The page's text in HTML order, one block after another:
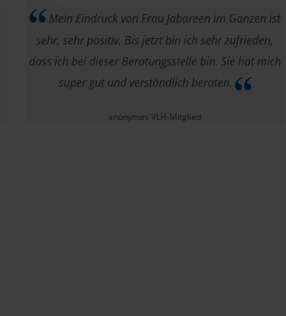
Mein Eindruck von Frau Jabareen im Ganzen ist
sehr, sehr positiv. Bis jetzt bin ich sehr zufrieden,
dass ich bei dieser Beratungsstelle bin. Sie hat mich
super gut und verständlich beraten.
anonymes VLH-Mitglied